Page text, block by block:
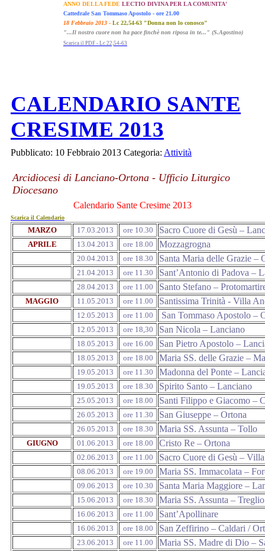
ANNO DELLA FEDE LECTIO DIVINA PER LA COMUNITA'
Cattedrale San Tommaso Apostolo - ore 21.00
18 Febbraio 2013 - Lc 22,54-63 "Donna non lo conosco"
"...Il nostro cuore non ha pace finchè non riposa in te..." (S.Agostino)
Scarica il PDF - Lc 22,54-63
CALENDARIO SANTE
CRESIME 2013
Pubblicato: 10 Febbraio 2013 Categoria: Attività
Arcidiocesi di Lanciano-Ortona - Ufficio Liturgico
Diocesano
Calendario Sante Cresime 2013
Scarica il Calendario
MARZO 17.03.2013 ore 10.30 Sacro Cuore di Gesù –
APRILE 13.04.2013 ore 18.00 Mozzagrogna
20.04.2013 ore 18.30 Santa Maria delle Grazie –
21.04.2013 ore 11.30 Sant’Antonio di Padova –
28.04.2013 ore 11.00 Santo Stefano –
MAGGIO 11.05.2013 ore 11.00 Santissima Trinità - Villa
12.05.2013 ore 11.00 San Tommaso Apostolo –
12.05.2013 ore 18,30 San Nicola – Lanciano
18.05.2013 ore 16.00 San Pietro Apostolo –
18.05.2013 ore 18.00 Maria SS. delle Grazie –
19.05.2013 ore 11.30 Madonna del Ponte –
19.05.2013 ore 18.30 Spirito Santo – Lanciano
25.05.2013 ore 18.00 Santi Filippo e Giacomo –
26.05.2013 ore 11.30 San Giuseppe – Ortona
26.05.2013 ore 18.30 Maria SS. Assunta – Tollo
GIUGNO 01.06.2013 ore 18.00 Cristo Re – Ortona
02.06.2013 ore 11.00 Sacro Cuore di Gesù –
08.06.2013 ore 19.00 Maria SS. Immacolata –
09.06.2013 ore 10.30 Santa Maria Maggiore –
15.06.2013 ore 18.30 Maria SS. Assunta – Treglio
16.06.2013 ore 11.00 Sant’Apollinare
16.06.2013 ore 18.00 San Zeffirino – Caldari /
23.06.2013 ore 11.00 Maria SS. Madre di Dio –